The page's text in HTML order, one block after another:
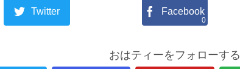
Twitter Facebook
0
おはティーをフォローする